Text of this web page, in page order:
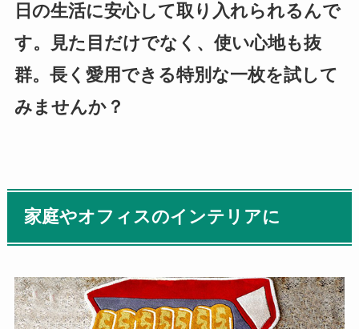
日の生活に安心して取り入れられるんで
す。見た目だけでなく、使い心地も抜
群。長く愛用できる特別な一枚を試して
みませんか？
家庭やオフィスのインテリアに